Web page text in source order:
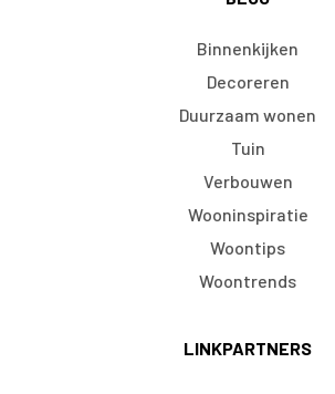
Binnenkijken
Decoreren
Duurzaam wonen
Tuin
Verbouwen
Wooninspiratie
Woontips
Woontrends
LINKPARTNERS